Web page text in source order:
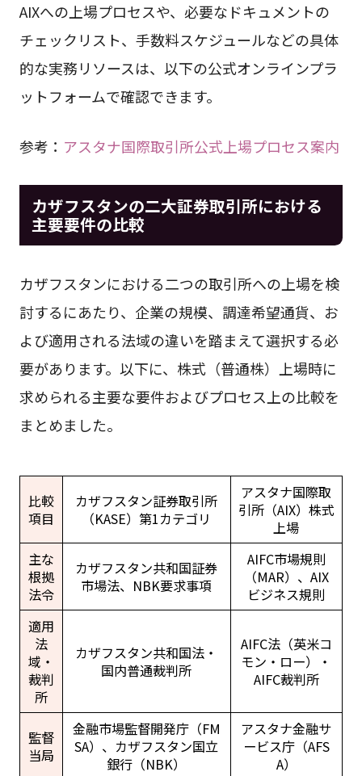
AIXへの上場プロセスや、必要なドキュメントの
チェックリスト、手数料スケジュールなどの具体
的な実務リソースは、以下の公式オンラインプラ
ットフォームで確認できます。
参考： アスタナ国際取引所公式上場プロセス案内
カザフスタンの二大証券取引所における
主要要件の比較
カザフスタンにおける二つの取引所への上場を検
討するにあたり、企業の規模、調達希望通貨、お
よび適用される法域の違いを踏まえて選択する必
要があります。以下に、株式（普通株）上場時に
求められる主要な要件およびプロセス上の比較を
まとめました。
比較
項目
カザフスタン証券取引所
（KASE）第1カテゴリ
アスタナ国際取
引所（AIX）株式
上場
主な
根拠
法令
カザフスタン共和国証券
市場法、NBK要求事項
AIFC市場規則
（MAR）、AIX
ビジネス規則
適用
法
域・
裁判
所
カザフスタン共和国法・
国内普通裁判所
AIFC法（英米コ
モン・ロー）・
AIFC裁判所
監督
当局
金融市場監督開発庁（FM
SA）、カザフスタン国立
銀行（NBK）
アスタナ金融サ
ービス庁（AFS
A）